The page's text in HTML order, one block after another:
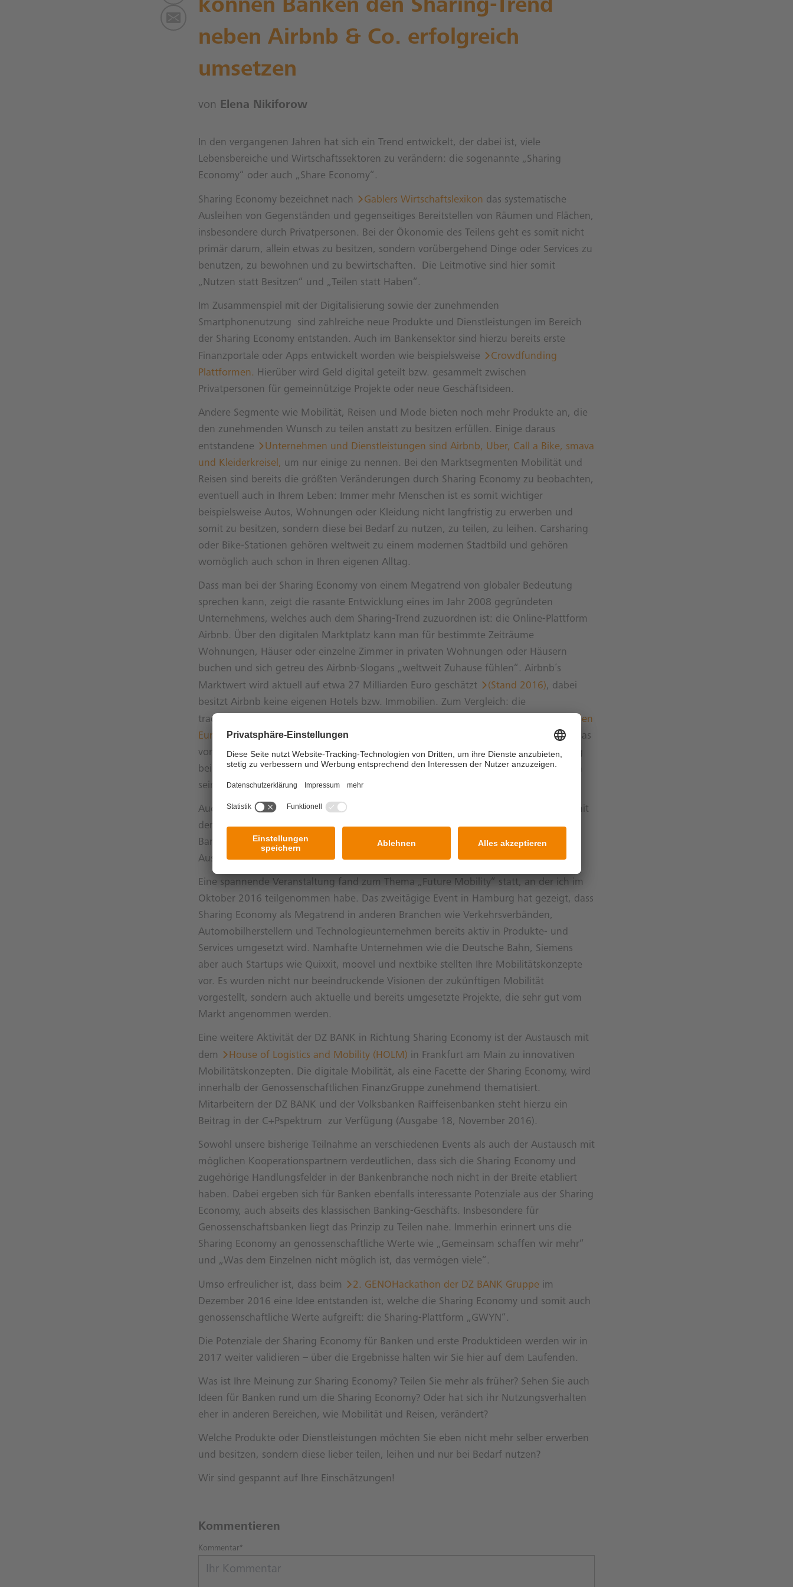
können Banken den Sharing-Trend
neben Airbnb & Co. erfolgreich
umsetzen
von Elena Nikiforow
In den vergangenen Jahren hat sich ein Trend entwickelt, der dabei ist, viele
Lebensbereiche und Wirtschaftssektoren zu verändern: die sogenannte „Sharing
Economy“ oder auch „Share Economy“.
Sharing Economy bezeichnet nach Gablers Wirtschaftslexikon das systematische
Ausleihen von Gegenständen und gegenseitiges Bereitstellen von Räumen und Flächen,
insbesondere durch Privatpersonen. Bei der Ökonomie des Teilens geht es somit nicht
primär darum, allein etwas zu besitzen, sondern vorübergehend Dinge oder Services zu
benutzen, zu bewohnen und zu bewirtschaften. Die Leitmotive sind hier somit
„Nutzen statt Besitzen“ und „Teilen statt Haben“.
Im Zusammenspiel mit der Digitalisierung sowie der zunehmenden
Smartphonenutzung sind zahlreiche neue Produkte und Dienstleistungen im Bereich
der Sharing Economy entstanden. Auch im Bankensektor sind hierzu bereits erste
Finanzportale oder Apps entwickelt worden wie beispielsweise
Crowdfunding
Plattformen. Hierüber wird Geld digital geteilt bzw. gesammelt zwischen
Privatpersonen für gemeinnützige Projekte oder neue Geschäftsideen.
Andere Segmente wie Mobilität, Reisen und Mode bieten noch mehr Produkte an, die
den zunehmenden Wunsch zu teilen anstatt zu besitzen erfüllen. Einige daraus
entstandene
Unternehmen und Dienstleistungen sind Airbnb, Uber, Call a Bike, smava
und Kleiderkreisel, um nur einige zu nennen. Bei den Marktsegmenten Mobilität und
Reisen sind bereits die größten Veränderungen durch Sharing Economy zu beobachten,
eventuell auch in Ihrem Leben: Immer mehr Menschen ist es somit wichtiger
beispielsweise Autos, Wohnungen oder Kleidung nicht langfristig zu erwerben und
somit zu besitzen, sondern diese bei Bedarf zu nutzen, zu teilen, zu leihen. Carsharing
oder Bike-Stationen gehören weltweit zu einem modernen Stadtbild und gehören
womöglich auch schon in Ihren eigenen Alltag.
Dass man bei der Sharing Economy von einem Megatrend von globaler Bedeutung
sprechen kann, zeigt die rasante Entwicklung eines im Jahr 2008 gegründeten
Unternehmens, welches auch dem Sharing-Trend zuzuordnen ist: die Online-Plattform
Airbnb. Über den digitalen Marktplatz kann man für bestimmte Zeiträume
Wohnungen, Häuser oder einzelne Zimmer in privaten Wohnungen oder Häusern
buchen und sich getreu des Airbnb-Slogans „weltweit Zuhause fühlen“. Airbnb´s
Marktwert wird aktuell auf etwa 27 Milliarden Euro geschätzt
(Stand 2016), dabei
besitzt Airbnb keine eigenen Hotels bzw. Immobilien. Zum Vergleich: die
traditionsreiche
Hotelkette Hilton hat aktuell einen Marktwert von etwa 21 Milliarden
Euro
und wurde somit von Airbnb überholt. Zugleich werfen Geschäftsmodelle wie das
von Airbnb teils neue Fragen auf – beispielsweise juristische Fragen nach der Haftung
bei Schäden – die zu beantworten sind, damit Sharing-Modelle dauerhaft erfolgreich
sein können.
Auch die DZ BANK beschäftigt sich bei der Weiterentwicklung ihres Bankgeschäfts mit
der Sharing Economy. In Form von ersten Markt- und Potenzialanalysen für die
Bankenbranche, aber auch durch Teilnahme an verschiedenen Veranstaltungen und
Austausch mit möglichen Kooperationspartnern.
Eine spannende Veranstaltung fand zum Thema „Future Mobility“ statt, an der ich im
Oktober 2016 teilgenommen habe. Das zweitägige Event in Hamburg hat gezeigt, dass
Sharing Economy als Megatrend in anderen Branchen wie Verkehrsverbänden,
Automobilherstellern und Technologieunternehmen bereits aktiv in Produkte- und
Services umgesetzt wird. Namhafte Unternehmen wie die Deutsche Bahn, Siemens
aber auch Startups wie Quixxit, moovel und nextbike stellten Ihre Mobilitätskonzepte
vor. Es wurden nicht nur beeindruckende Visionen der zukünftigen Mobilität
vorgestellt, sondern auch aktuelle und bereits umgesetzte Projekte, die sehr gut vom
Markt angenommen werden.
Eine weitere Aktivität der DZ BANK in Richtung Sharing Economy ist der Austausch mit
dem
House of Logistics and Mobility (HOLM) in Frankfurt am Main zu innovativen
Mobilitätskonzepten. Die digitale Mobilität, als eine Facette der Sharing Economy, wird
innerhalb der Genossenschaftlichen FinanzGruppe zunehmend thematisiert.
Mitarbeitern der DZ BANK und der Volksbanken Raiffeisenbanken steht hierzu ein
Beitrag in der C+Pspektrum zur Verfügung (Ausgabe 18, November 2016).
Sowohl unsere bisherige Teilnahme an verschiedenen Events als auch der Austausch mit
möglichen Kooperationspartnern verdeutlichen, dass sich die Sharing Economy und
zugehörige Handlungsfelder in der Bankenbranche noch nicht in der Breite etabliert
haben. Dabei ergeben sich für Banken ebenfalls interessante Potenziale aus der Sharing
Economy, auch abseits des klassischen Banking-Geschäfts. Insbesondere für
Genossenschaftsbanken liegt das Prinzip zu Teilen nahe. Immerhin erinnert uns die
Sharing Economy an genossenschaftliche Werte wie „Gemeinsam schaffen wir mehr“
und „Was dem Einzelnen nicht möglich ist, das vermögen viele“.
Umso erfreulicher ist, dass beim 2. GENOHackathon der DZ BANK Gruppe im
Dezember 2016 eine Idee entstanden ist, welche die Sharing Economy und somit auch
genossenschaftliche Werte aufgreift: die Sharing-Plattform „GWYN“.
Die Potenziale der Sharing Economy für Banken und erste Produktideen werden wir in
2017 weiter validieren – über die Ergebnisse halten wir Sie hier auf dem Laufenden.
Was ist Ihre Meinung zur Sharing Economy? Teilen Sie mehr als früher? Sehen Sie auch
Ideen für Banken rund um die Sharing Economy? Oder hat sich ihr Nutzungsverhalten
eher in anderen Bereichen, wie Mobilität und Reisen, verändert?
Welche Produkte oder Dienstleistungen möchten Sie eben nicht mehr selber erwerben
und besitzen, sondern diese lieber teilen, leihen und nur bei Bedarf nutzen?
Wir sind gespannt auf Ihre Einschätzungen!
Kommentieren
Kommentar*